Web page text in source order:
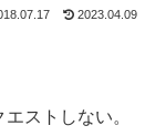
2023.04.09
ストしない。